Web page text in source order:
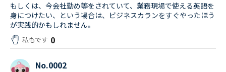
もしくは、今会社勤め等をされていて、業務現場で使える英語を
身につけたい、という場合は、ビジネスカランをすぐやったほう
が実践的かもしれません。
私もです 0
No.0002